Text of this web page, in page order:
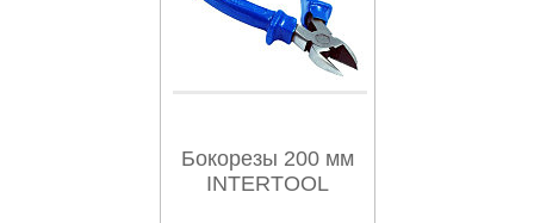
Бокорезы 200 мм
INTERTOOL